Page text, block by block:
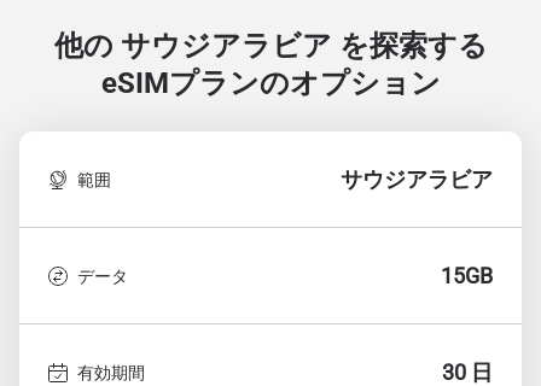
他の サウジアラビア を探索する
eSIMプランのオプション
範囲 サウジアラビア
データ 15GB
有効期間 30 日